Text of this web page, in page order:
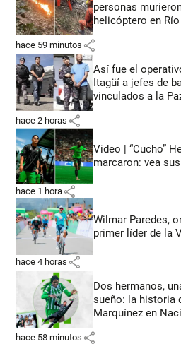
personas
helicóptero en
hace 59 minutos share
Así fue el
Itagüí a jefes de
vinculados a la
hace 2 horas share
Video | “Cucho”
marcaron: vea
hace 1 hora share
Wilmar Paredes,
primer líder de la
hace 4 horas share
Dos hermanos,
sueño: la historia
Marquínez en
hace 58 minutos share